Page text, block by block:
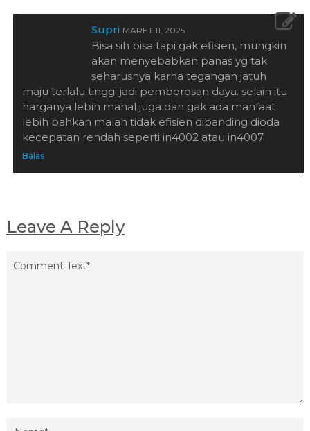
Supri MARET 11, 2025
Bisa sih bisa tapi gak efisien, mungkin
akan menyebabkan panas yg tak
seharusnya karna tegangan jatuh
maju terlalu tinggi jadi pemborosan daya. selain itu
harganya lebih mahal juga dan gak ada manfaat
lebih bahkan malah tidak efisien dibanding dioda
kecepatan rendah seperti in4002 atau in4007
Balas
Leave A Reply